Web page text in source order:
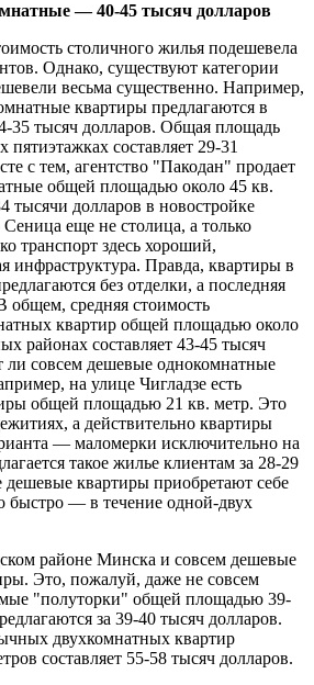
— 40-45 тысяч долларов
столичного жилья подешевела
Однако, существуют категории
весьма существенно. Например,
квартиры предлагаются в
35 тысяч долларов. Общая площадь
пятиэтажках составляет 29-31
с тем, агентство "Пакодан" продает
общей площадью около 45 кв.
тысячи долларов в новостройке
еще не столица, а только
транспорт здесь хороший,
инфраструктура. Правда, квартиры в
без отделки, а последняя
общем, средняя стоимость
квартир общей площадью около
районах составляет 43-45 тысяч
ли совсем дешевые однокомнатные
на улице Чигладзе есть
общей площадью 21 кв. метр. Это
а действительно квартиры
— маломерки исключительно на
такое жилье клиентам за 28-29
дешевые квартиры приобретают себе
быстро — в течение одной-двух
районе Минска и совсем дешевые
Это, пожалуй, даже не совсем
"полуторки" общей площадью 39-
за 39-40 тысяч долларов.
двухкомнатных квартир
составляет 55-58 тысяч долларов.